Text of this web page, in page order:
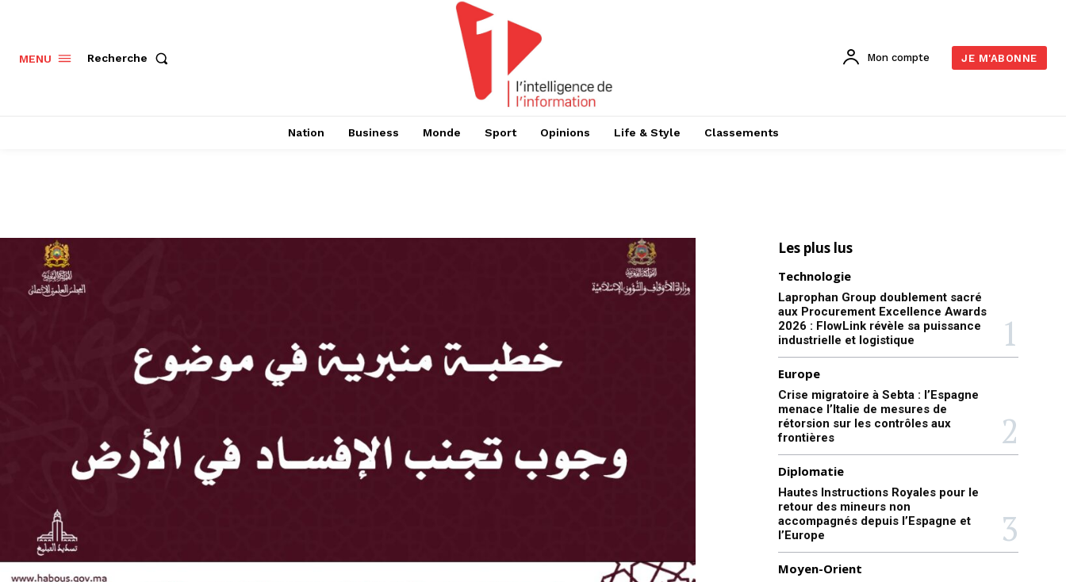
MENU Recherche Mon compte JE M'ABONNE
Nation Business Monde Sport Opinions Life & Style Classements
Les plus lus
Technologie
Laprophan Group doublement sacré
aux Procurement Excellence Awards
2026 : FlowLink révèle sa puissance
industrielle et logistique
Europe
Crise migratoire à Sebta : l’Espagne
menace l’Italie de mesures de
rétorsion sur les contrôles aux
frontières
Diplomatie
Hautes Instructions Royales pour le
retour des mineurs non
accompagnés depuis l’Espagne et
l’Europe
Moyen-Orient